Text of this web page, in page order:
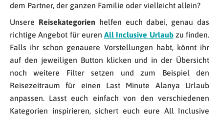
dem Partner, der ganzen Familie oder vielleicht allein?
Unsere Reisekategorien helfen euch dabei, genau das
richtige Angebot für euren All Inclusive Urlaubzu finden.
Falls ihr schon genauere Vorstellungen habt, könnt ihr
auf den jeweiligen Button klicken und in der Übersicht
noch weitere Filter setzen und zum Beispiel den
Reisezeitraum für einen Last Minute Alanya Urlaub
anpassen. Lasst euch einfach von den verschiedenen
Kategorien inspirieren, sichert euch eure All Inclusive